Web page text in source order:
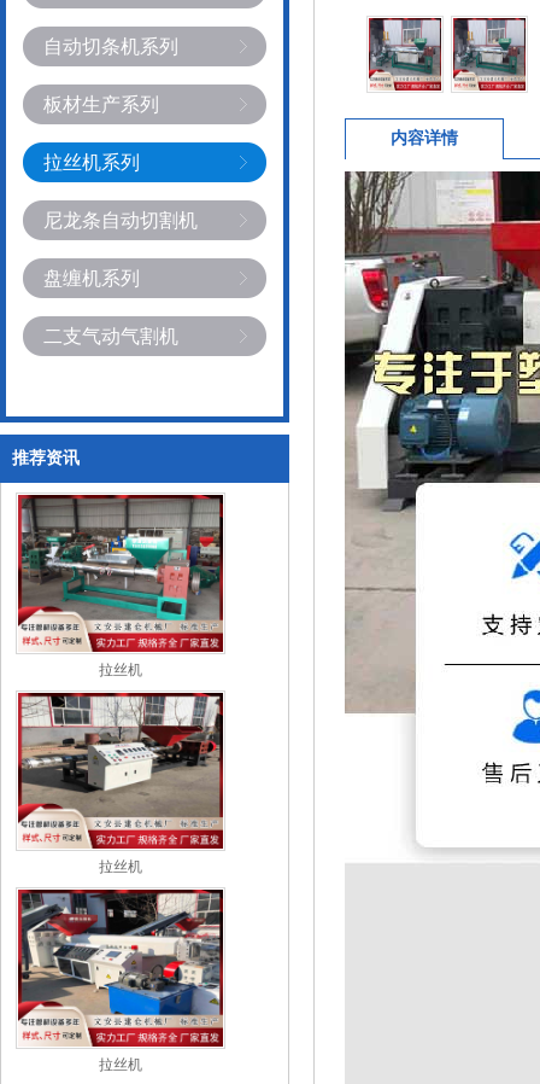
自动切条机系列
板材生产系列
拉丝机系列
尼龙条自动切割机
盘缠机系列
二支气动气割机
推荐资讯
拉丝机
拉丝机
拉丝机
内容详情